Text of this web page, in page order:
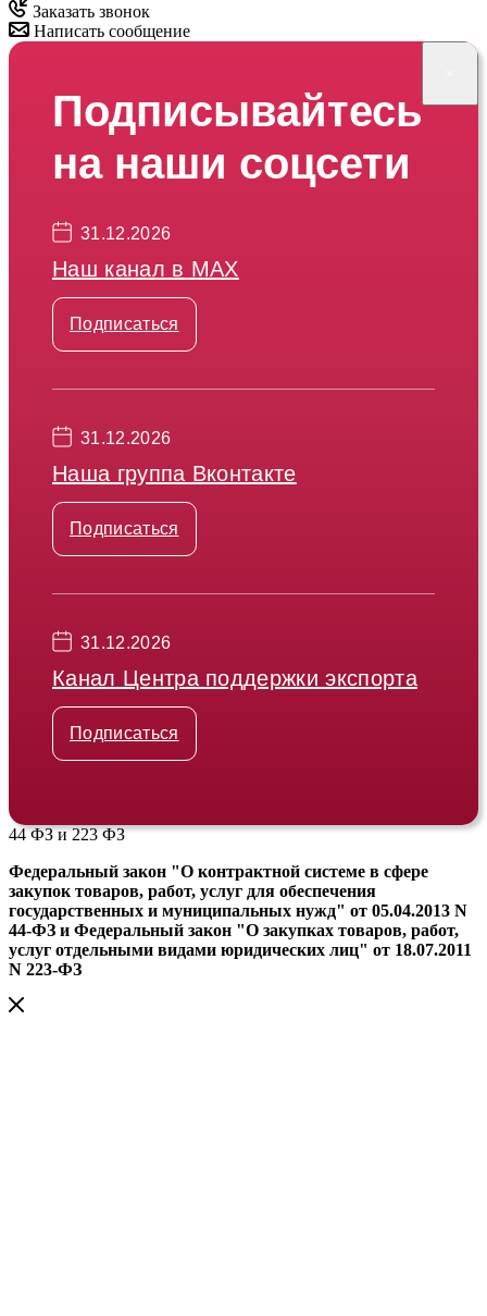
Заказать звонок
Написать сообщение
Подписывайтесь
на наши соцсети
31.12.2026
Наш канал в МАХ
Подписаться
31.12.2026
Наша группа Вконтакте
Подписаться
31.12.2026
Канал Центра поддержки экспорта
Подписаться
44 ФЗ и 223 ФЗ
Федеральный закон "О контрактной системе в сфере
закупок товаров, работ, услуг для обеспечения
государственных и муниципальных нужд" от 05.04.2013 N
44-ФЗ и Федеральный закон "О закупках товаров, работ,
услуг отдельными видами юридических лиц" от 18.07.2011
N 223-ФЗ